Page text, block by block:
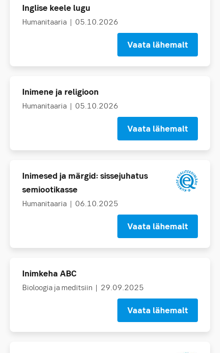
Inglise keele lugu
Humanitaaria | 05.10.2026
Vaata lähemalt
Inimene ja religioon
Humanitaaria | 05.10.2026
Vaata lähemalt
Inimesed ja märgid: sissejuhatus
semiootikasse
Humanitaaria | 06.10.2025
Vaata lähemalt
Inimkeha ABC
Bioloogia ja meditsiin | 29.09.2025
Vaata lähemalt